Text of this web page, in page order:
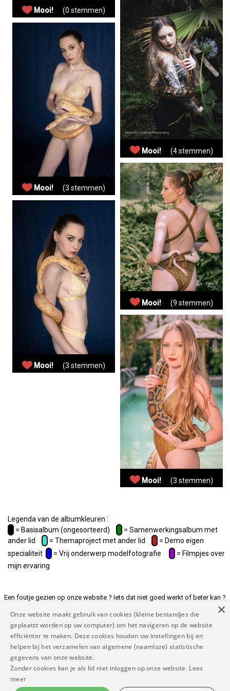
Mooi! (0 stemmen)
Mooi! (3 stemmen)
Mooi! (3 stemmen)
Mooi! (4 stemmen)
Mooi! (9 stemmen)
Mooi! (3 stemmen)
Legenda van de albumkleuren :
= Basisalbum (ongesorteerd)
= Samenwerkingsalbum met
ander lid
= Themaproject met ander lid
= Demo eigen
specialiteit
= Vrij onderwerp modelfotografie
= Filmpjes over
mijn ervaring
Een foutje gezien op onze website ? Iets dat niet goed werkt of beter kan ?
rapporteer@mymodelnetwork.eu zodat we de website voor jou beter maken
en tenslotte voor iedereen.
Copyright MyModel Network 2026 |Disclaimer|Algemene
voorwaarden|Privacy beleid
|
| | |
Het is niet toegestaan om teksten en/of beeldmateriaal van onze website op wat voor
Onze website maakt gebruik van cookies (kleine bestandjes die
geplaatst worden op uw computer) om het navigeren op de website
efficiënter te maken. Deze cookies houden uw instellingen bij en
helpen bij het verzamelen van algemene (naamloze) statistische
gegevens van onze website.
Zonder cookies kan je als lid niet inloggen op onze website. Lees
meer
×